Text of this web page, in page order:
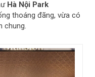
Hà Nội Park
thoáng đãng, vừa có
chung.